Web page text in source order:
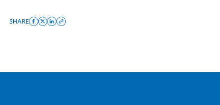
SHARE
ShareShareShareCopy